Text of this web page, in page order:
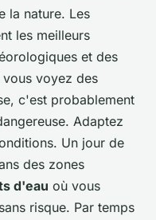
la nature. Les
les meilleurs
et des
vous voyez des
c'est probablement
Adaptez
Un jour de
des zones
d'eau où vous
sans risque. Par temps